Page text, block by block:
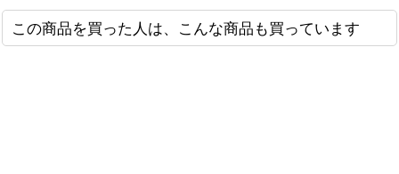
この商品を買った人は、こんな商品も買っています